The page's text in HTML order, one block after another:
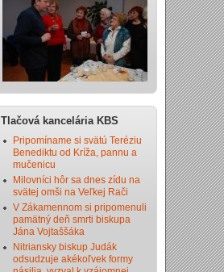
Tlačová kancelária KBS
Pripomíname si svätú Teréziu
Benediktu od Kríža, pannu a
mučenicu
Milovníci hôr sa dnes zídu na
svätej omši na Veľkej Rači
V Zákamennom si pripomenuli
pamätný deň smrti biskupa
Jána Vojtaššáka
Nitriansky biskup Judák
odsudzuje akékoľvek formy